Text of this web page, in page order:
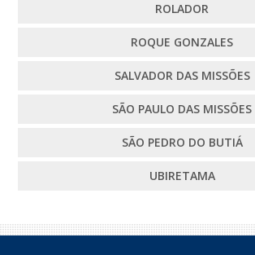
ROLADOR
ROQUE GONZALES
SALVADOR DAS MISSÕES
SÃO PAULO DAS MISSÕES
SÃO PEDRO DO BUTIÁ
UBIRETAMA